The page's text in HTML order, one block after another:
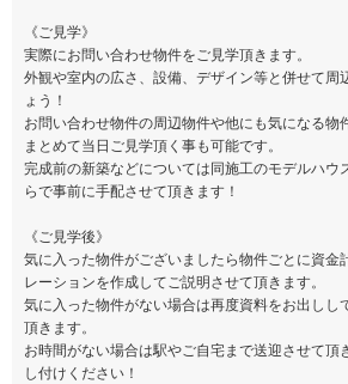
《ご見学》
実際にお問い合わせ物件をご見学頂きます。
外観や室内の広さ、設備、デザイン等と併せて周
ょう！
お問い合わせ物件の周辺物件や他にも気になる物
まとめて当日ご見学頂く事も可能です。
完成前の新築などについては同施工のモデルハウ
らで事前に手配させて頂きます！
《ご見学後》
気に入った物件がございましたら物件ごとに資金
レーションを作成してご説明させて頂きます。
気に入った物件がない場合は再度資料をお出しし
頂きます。
お時間がない場合は駅やご自宅まで送迎させて頂
し付けください！